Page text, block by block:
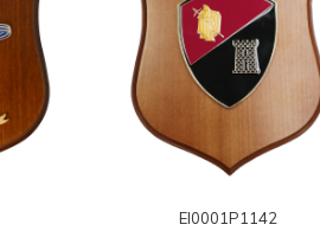
EI0001P1142